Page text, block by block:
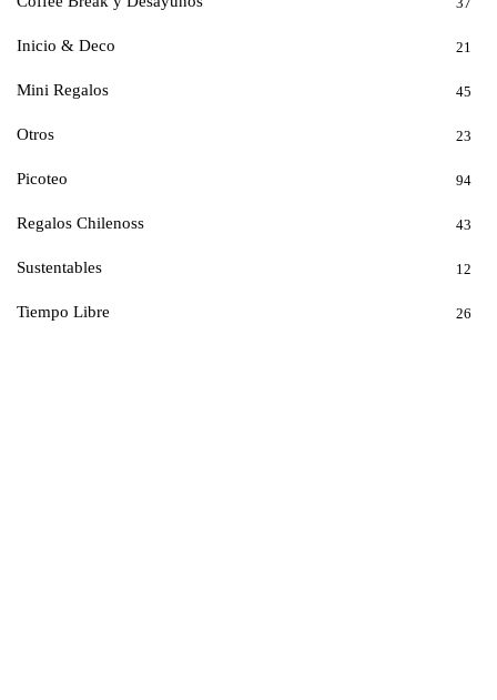
Inicio & Deco 21
Mini Regalos 45
Otros 23
Picoteo 94
Regalos Chilenoss 43
Sustentables 12
Tiempo Libre 26